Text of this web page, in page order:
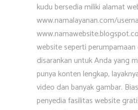
kudu bersedia miliki alamat
www.namalayanan.com/
website seperti
disarankan untuk Anda yang
punya konten lengkap,
video dan banyak gambar.
penyedia fasilitas website